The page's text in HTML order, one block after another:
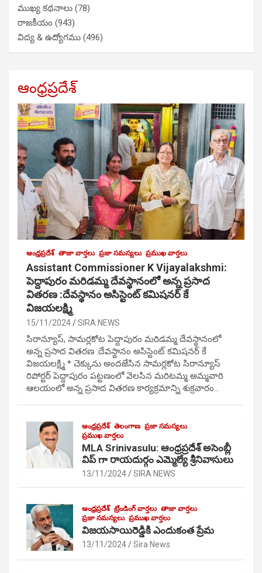
ముఖ్య కథనాలు (78)
రాజకీయం (943)
విద్య & ఉద్యోగము (496)
ఆంధ్రప్రదేశ్
ఆంధ్రప్రదేశ్ తాజా వార్తలు ప్రజా సమస్యలు ప్రముఖ వార్తలు
Assistant Commissioner K Vijayalakshmi:
పెద్దాపురం మరిడమ్మ దేవస్థానంలో అన్న ప్రసాద
వితరణ :దేవస్థానం అసిస్టెంట్ కమిషనర్ కే
విజయలక్ష్మి
15/11/2024 SIRA NEWS
సిరాన్యూస్, సామర్లకోట పెద్దాపురం మరిడమ్మ దేవస్థానంలో
అన్న ప్రసాద వితరణ :దేవస్థానం అసిస్టెంట్ కమిషనర్ కే
విజయలక్ష్మి * చెక్కును అందజేసిన సామర్లకోట సిరాన్యూస్
రిపోర్టర్ పెద్దాపురం పట్టణంలో వెలసిన మరిటమ్మ అమ్మవారి
ఆలయంలో అన్న ప్రసాద వితరణ కార్యక్రమాన్ని శుక్రవారం…
ఆంధ్రప్రదేశ్ తెలంగాణ ప్రజా సమస్యలు
ప్రముఖ వార్తలు
MLA Srinivasulu: ఆంధ్రప్రదేశ్ అసెంబ్లీ
విప్ గా రాయదుర్గం ఎమ్మెల్యే శ్రీనివాసులు
13/11/2024 SIRA NEWS
ఆంధ్రప్రదేశ్ ట్రేండింగ్ వార్తలు తాజా వార్తలు
ప్రజా సమస్యలు ప్రముఖ వార్తలు
విజయసాయిరెడ్డికి ఎందుకంత ప్రేమ
13/11/2024 Sira News